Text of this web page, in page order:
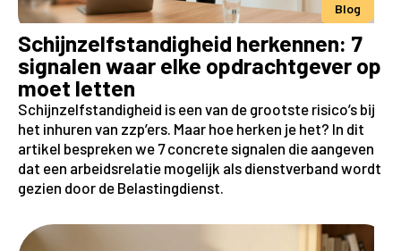
Blog
Schijnzelfstandigheid herkennen: 7
signalen waar elke opdrachtgever op
moet letten
Schijnzelfstandigheid is een van de grootste risico’s bij
het inhuren van zzp’ers. Maar hoe herken je het? In dit
artikel bespreken we 7 concrete signalen die aangeven
dat een arbeidsrelatie mogelijk als dienstverband wordt
gezien door de Belastingdienst.